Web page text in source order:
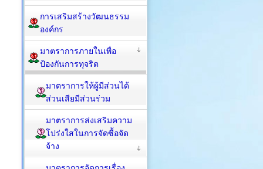
การเสริมสร้างวัฒนธรรม
องค์กร
มาตราการภายในเพื่อ
ป้องกันการทุจริต
มาตราการให้ผู้มีส่วนได้
ส่วนเสียมีส่วนร่วม
มาตราการส่งเสริมความ
โปร่งใสในการจัดซื้อจัด
จ้าง